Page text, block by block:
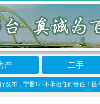
产 二手
布，宁晋123不承担任何责任！提高